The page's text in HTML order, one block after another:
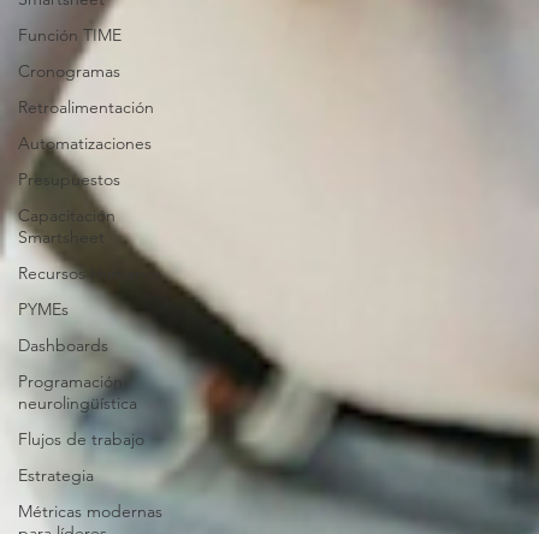
Función TIME
Cronogramas
Retroalimentación
Automatizaciones
Presupuestos
Capacitación
Smartsheet
Recursos Humanos
PYMEs
Dashboards
Programación
neurolingüística
Flujos de trabajo
Estrategia
Métricas modernas